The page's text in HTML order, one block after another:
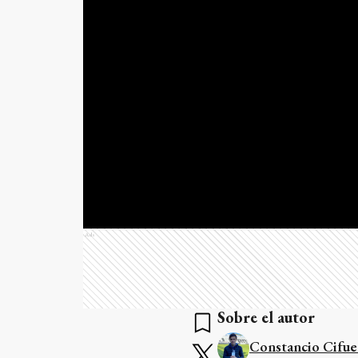
Ads
Sobre el autor
Constancio